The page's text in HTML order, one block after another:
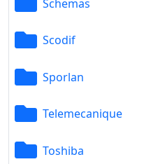
Schemas
Scodif
Sporlan
Telemecanique
Toshiba